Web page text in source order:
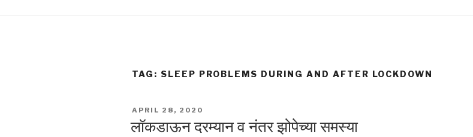
TAG: SLEEP PROBLEMS DURING AND AFTER LOCKDOWN
POSTED
ON
APRIL 28, 2020
लॉकडाऊन दरम्यान व नंतर झोपेच्या समस्या